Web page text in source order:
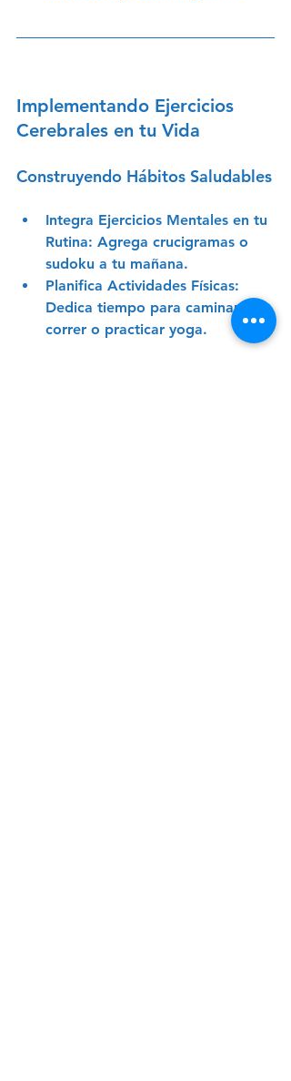
Implementando Ejercicios
Cerebrales en tu Vida
Construyendo Hábitos Saludables
Integra Ejercicios Mentales en tu
Rutina: Agrega crucigramas o
sudoku a tu mañana.
Planifica Actividades Físicas:
Dedica tiempo para caminar,
correr o practicar yoga.